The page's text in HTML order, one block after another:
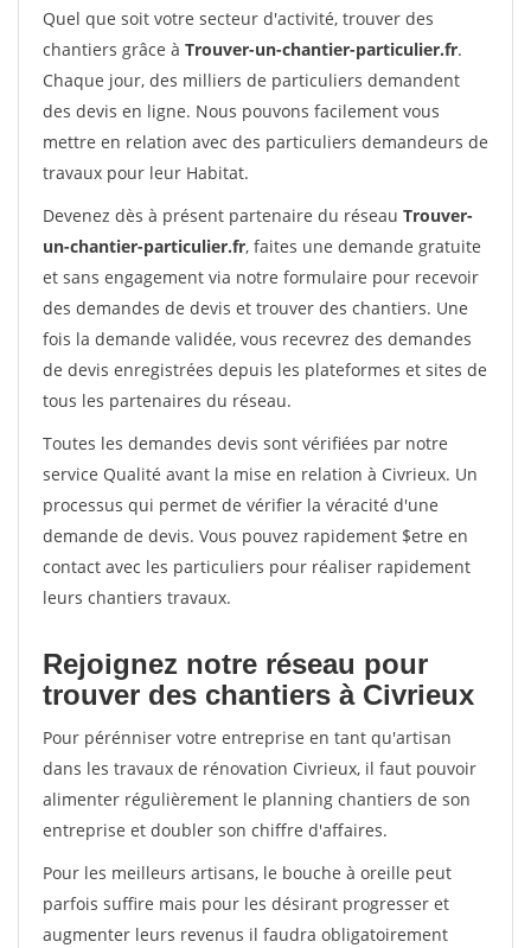
Quel que soit votre secteur d'activité, trouver des
chantiers grâce à Trouver-un-chantier-particulier.fr.
Chaque jour, des milliers de particuliers demandent
des devis en ligne. Nous pouvons facilement vous
mettre en relation avec des particuliers demandeurs de
travaux pour leur Habitat.
Devenez dès à présent partenaire du réseau Trouver-
un-chantier-particulier.fr, faites une demande gratuite
et sans engagement via notre formulaire pour recevoir
des demandes de devis et trouver des chantiers. Une
fois la demande validée, vous recevrez des demandes
de devis enregistrées depuis les plateformes et sites de
tous les partenaires du réseau.
Toutes les demandes devis sont vérifiées par notre
service Qualité avant la mise en relation à Civrieux. Un
processus qui permet de vérifier la véracité d'une
demande de devis. Vous pouvez rapidement $etre en
contact avec les particuliers pour réaliser rapidement
leurs chantiers travaux.
Rejoignez notre réseau pour
trouver des chantiers à Civrieux
Pour pérénniser votre entreprise en tant qu'artisan
dans les travaux de rénovation Civrieux, il faut pouvoir
alimenter régulièrement le planning chantiers de son
entreprise et doubler son chiffre d'affaires.
Pour les meilleurs artisans, le bouche à oreille peut
parfois suffire mais pour les désirant progresser et
augmenter leurs revenus il faudra obligatoirement